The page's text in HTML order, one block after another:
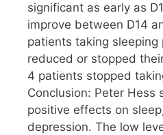
significant as early as
improve between D14
patients taking sleeping
reduced or stopped
4 patients stopped
Conclusion: Peter Hess
positive effects on
depression. The low